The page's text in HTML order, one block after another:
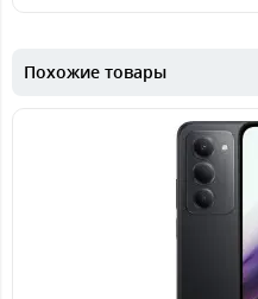
Похожие товары